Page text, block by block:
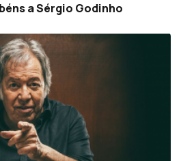
a Sérgio Godinho